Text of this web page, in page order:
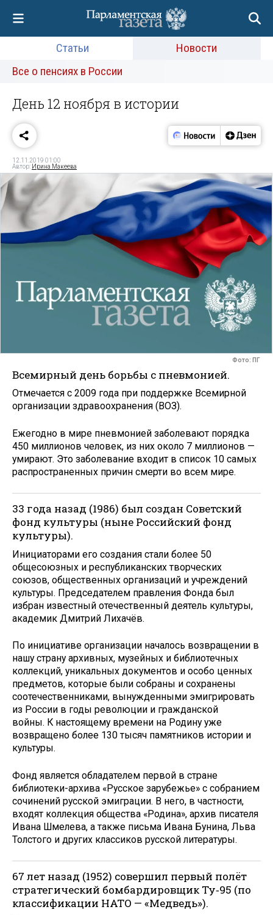
Статьи
Новости
Все о пенсиях в России
День 12 ноября в истории
12.11.2019 01:00
Автор: Ирина Макеева
Фото: ПГ
Всемирный день борьбы с пневмонией.
Отмечается с 2009 года при поддержке Всемирной
организации здравоохранения (ВОЗ).
Ежегодно в мире пневмонией заболевают порядка
450 миллионов человек, из них около 7 миллионов —
умирают. Это заболевание входит в список 10 самых
распространенных причин смерти во всем мире.
33 года назад (1986) был создан Советский
фонд культуры (ныне Российский фонд
культуры).
Инициаторами его создания стали более 50
общесоюзных и республиканских творческих
союзов, общественных организаций и учреждений
культуры. Председателем правления Фонда был
избран известный отечественный деятель культуры,
академик Дмитрий Лихачёв.
По инициативе организации началось возвращении в
нашу страну архивных, музейных и библиотечных
коллекций, уникальных документов и особо ценных
предметов, которые были собраны и сохранены
соотечественниками, вынужденными эмигрировать
из России в годы революции и гражданской
войны. К настоящему времени на Родину уже
возвращено более 130 тысяч памятников истории и
культуры.
Фонд является обладателем первой в стране
библиотеки-архива «Русское зарубежье» с собранием
сочинений русской эмиграции. В него, в частности,
входят коллекция общества «Родина», архив писателя
Ивана Шмелева, а также письма Ивана Бунина, Льва
Толстого и других классиков русской литературы.
67 лет назад (1952) совершил первый полёт
стратегический бомбардировщик Ту‑95 (по
классификации НАТО — «Медведь»).